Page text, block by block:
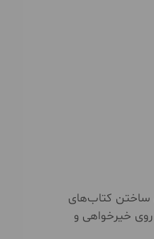
ساختن کتاب‌های
خیرخواهی و